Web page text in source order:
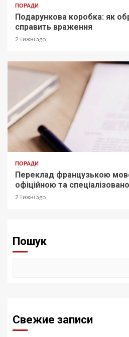
ПОРАДИ
Подарункова коробка: як
справить враження
2 тижні ago
ПОРАДИ
Переклад французькою
офіційною та
2 тижні ago
Пошук
Свежие записи